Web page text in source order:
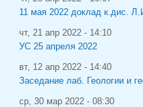
11 мая 2022 доклад к.дис.
чт, 21 апр 2022 - 14:10
УС 25 апреля 2022
вт, 12 апр 2022 - 14:40
Заседание лаб. Геологии и
ср, 30 мар 2022 - 08:30